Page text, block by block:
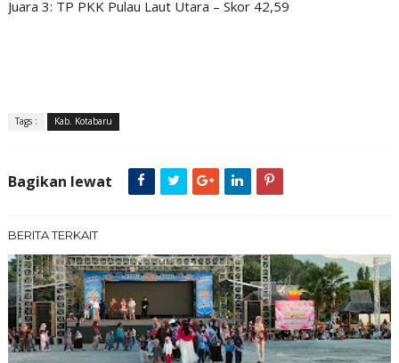
Juara 3: TP PKK Pulau Laut Utara – Skor 42,59
Tags : Kab. Kotabaru
Bagikan lewat
BERITA TERKAIT